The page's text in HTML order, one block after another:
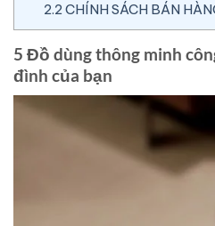
2.2CHÍNH SÁCH BÁN
5 Đồ dùng thông minh
đình của bạn